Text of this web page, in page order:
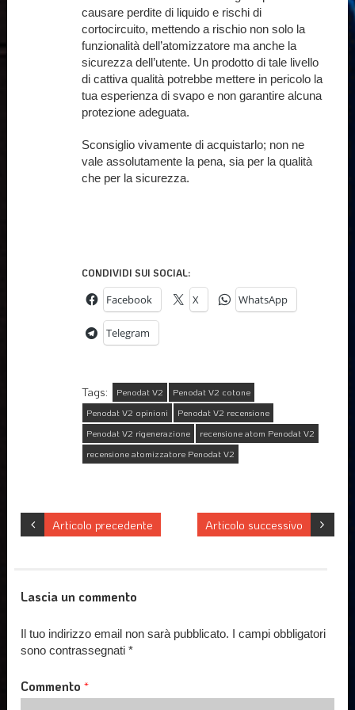
causare perdite di liquido e rischi di
cortocircuito, mettendo a rischio non solo la
funzionalità dell’atomizzatore ma anche la
sicurezza dell’utente. Un prodotto di tale livello
di cattiva qualità potrebbe mettere in pericolo la
tua esperienza di svapo e non garantire alcuna
protezione adeguata.
Sconsiglio vivamente di acquistarlo; non ne
vale assolutamente la pena, sia per la qualità
che per la sicurezza.
CONDIVIDI SUI SOCIAL:
Facebook X WhatsApp
Telegram
Tags: Penodat V2
Penodat V2 cotone
Penodat V2 opinioni
Penodat V2 recensione
Penodat V2 rigenerazione
recensione atom Penodat V2
recensione atomizzatore Penodat V2
Articolo successivo
Articolo precedente
Lascia un commento
Il tuo indirizzo email non sarà pubblicato.
I campi obbligatori
sono contrassegnati*
Commento*